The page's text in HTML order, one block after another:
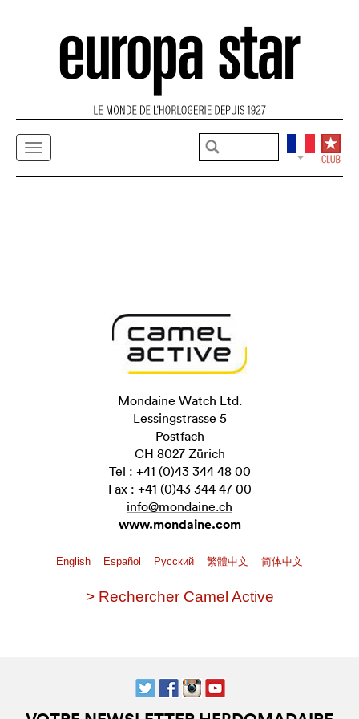
Mondaine Watch Ltd.
Lessingstrasse 5
Postfach
CH 8027 Zürich
Tel : +41 (0)43 344 48 00
Fax : +41 (0)43 344 47 00
info@mondaine.ch
www.mondaine.com
English Español Pусский 繁體中文 简体中文
> Rechercher Camel Active